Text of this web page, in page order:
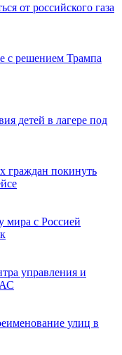
от российского газа
с решением Трампа
детей в лагере под
граждан покинуть
мира с Россией
управления и
улиц в